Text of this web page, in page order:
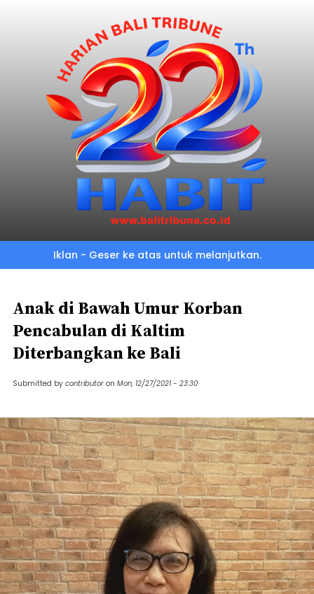
Iklan - Geser ke atas untuk melanjutkan.
Anak di Bawah Umur Korban
Pencabulan di Kaltim
Diterbangkan ke Bali
Submitted by contributor on Mon, 12/27/2021 - 23:30